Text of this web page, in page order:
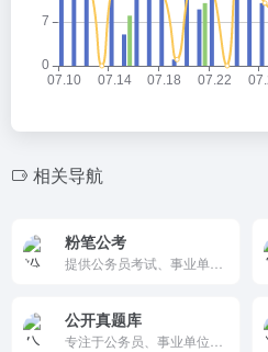
相关导航
粉笔公考
公开真题库